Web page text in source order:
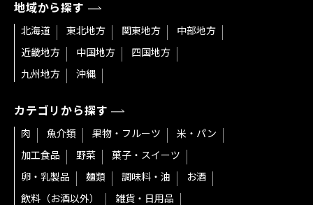
地域から探す
北海道 東北地方 関東地方
中部地方
近畿地方
中国地方
四国地方
九州地方
沖縄
カテゴリから探す
肉 魚介類 果物・フルーツ
米・パン
加工食品
野菜
菓子・スイーツ
卵・乳製品
麺類 調味料・油
お酒
飲料（お酒以外）
雑貨・日用品